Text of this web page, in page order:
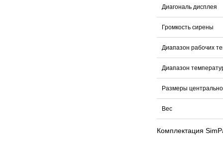
Диагональ дисплея
Громкость сирены
Диапазон рабочих
Диапазон
Размеры
Вес
Комплектация